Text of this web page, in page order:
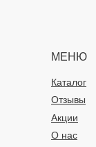
МЕНЮ
Каталог
О нас
Отзывы
Акции